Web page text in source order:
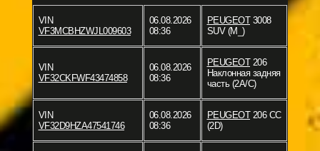
VIN
VF3MCBHZWJL009603
06.08.2026
08:36
PEUGEOT3008
SUV (M_)
VIN
VF32CKFWF43474858
06.08.2026
08:36
PEUGEOT206
Наклонная задняя
часть (2A/C)
VIN
VF32D9HZA47541746
06.08.2026
08:36
PEUGEOT206 CC
(2D)